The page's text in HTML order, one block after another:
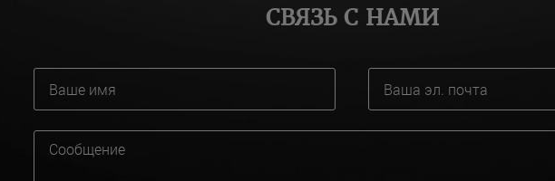
СВЯЗЬ С НАМИ